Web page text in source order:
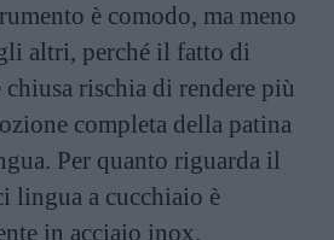
è comodo, ma meno
altri, perché il fatto di
rischia di rendere più
completa della patina
Per quanto riguarda il
lingua a cucchiaio è
in acciaio inox.